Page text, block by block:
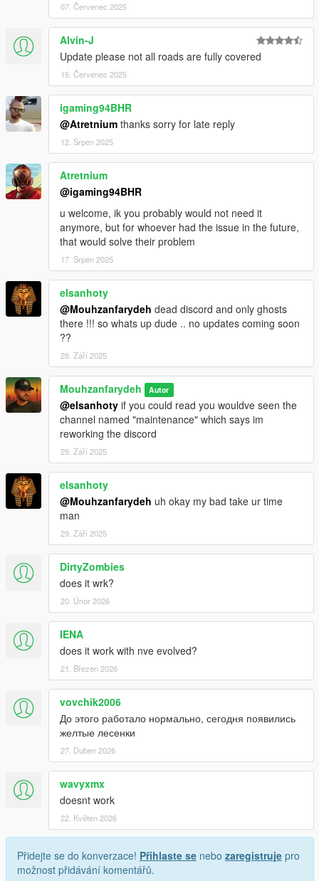
07. Červenec 2025
Alvin-J
Update please not all roads are fully covered
15. Červenec 2025
igaming94BHR
@Atretnium thanks sorry for late reply
12. Srpen 2025
Atretnium
@igaming94BHR
u welcome, ik you probably would not need it
anymore, but for whoever had the issue in the future,
that would solve their problem
17. Srpen 2025
elsanhoty
@Mouhzanfarydeh dead discord and only ghosts
there !!! so whats up dude .. no updates coming soon
??
28. Září 2025
Mouhzanfarydeh Autor
@elsanhoty if you could read you wouldve seen the
channel named "maintenance" which says im
reworking the discord
29. Září 2025
elsanhoty
@Mouhzanfarydeh uh okay my bad take ur time
man
29. Září 2025
DirtyZombies
does it wrk?
20. Únor 2026
IENA
does it work with nve evolved?
21. Březen 2026
vovchik2006
До этого работало нормально, сегодня появились
желтые лесенки
27. Duben 2026
wavyxmx
doesnt work
22. Květen 2026
Přidejte se do konverzace! Přihlaste se nebo zaregistruje pro
možnost přidávání komentářů.